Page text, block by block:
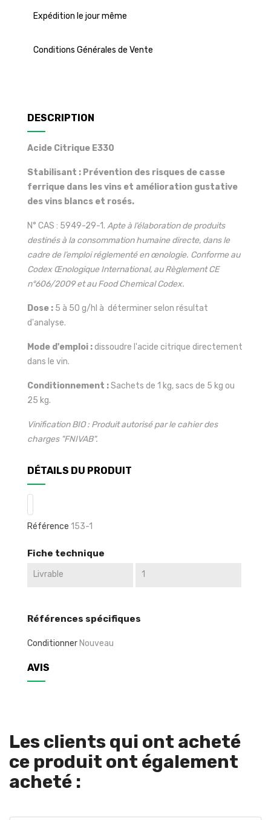
Expédition le jour même
Conditions Générales de Vente
DESCRIPTION
Acide Citrique E330
Stabilisant : Prévention des risques de casse
ferrique dans les vins et amélioration gustative
des vins blancs et rosés.
N° CAS : 5949-29-1. Apte à l’élaboration de produits
destinés à la consommation humaine directe, dans le
cadre de l’emploi réglementé en œnologie. Conforme au
Codex Œnologique International, au Règlement CE
n°606/2009 et au Food Chemical Codex.
Dose : 5 à 50 g/hl à déterminer selon résultat
d'analyse.
Mode d'emploi :dissoudre l'acide citrique directement
dans le vin.
Conditionnement :Sachets de 1 kg, sacs de 5 kg ou
25 kg.
Vinification BIO : Produit autorisé par le cahier des
charges "FNIVAB".
DÉTAILS DU PRODUIT
Référence 153-1
Fiche technique
Livrable 1
Références spécifiques
Conditionner Nouveau
AVIS
Les clients qui ont acheté
ce produit ont également
acheté :